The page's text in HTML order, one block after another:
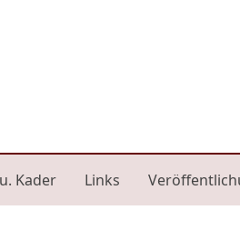
Kader Links